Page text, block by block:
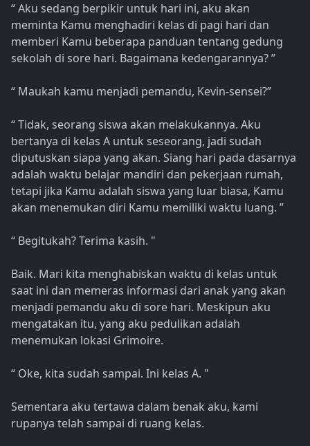
“ Aku sedang berpikir untuk hari ini, aku akan
meminta Kamu menghadiri kelas di pagi hari dan
memberi Kamu beberapa panduan tentang gedung
sekolah di sore hari. Bagaimana kedengarannya? ”
“ Maukah kamu menjadi pemandu, Kevin-sensei?”
“ Tidak, seorang siswa akan melakukannya. Aku
bertanya di kelas A untuk seseorang, jadi sudah
diputuskan siapa yang akan. Siang hari pada dasarnya
adalah waktu belajar mandiri dan pekerjaan rumah,
tetapi jika Kamu adalah siswa yang luar biasa, Kamu
akan menemukan diri Kamu memiliki waktu luang. ”
“ Begitukah? Terima kasih. "
Baik. Mari kita menghabiskan waktu di kelas untuk
saat ini dan memeras informasi dari anak yang akan
menjadi pemandu aku di sore hari. Meskipun aku
mengatakan itu, yang aku pedulikan adalah
menemukan lokasi Grimoire.
“ Oke, kita sudah sampai. Ini kelas A. "
Sementara aku tertawa dalam benak aku, kami
rupanya telah sampai di ruang kelas.